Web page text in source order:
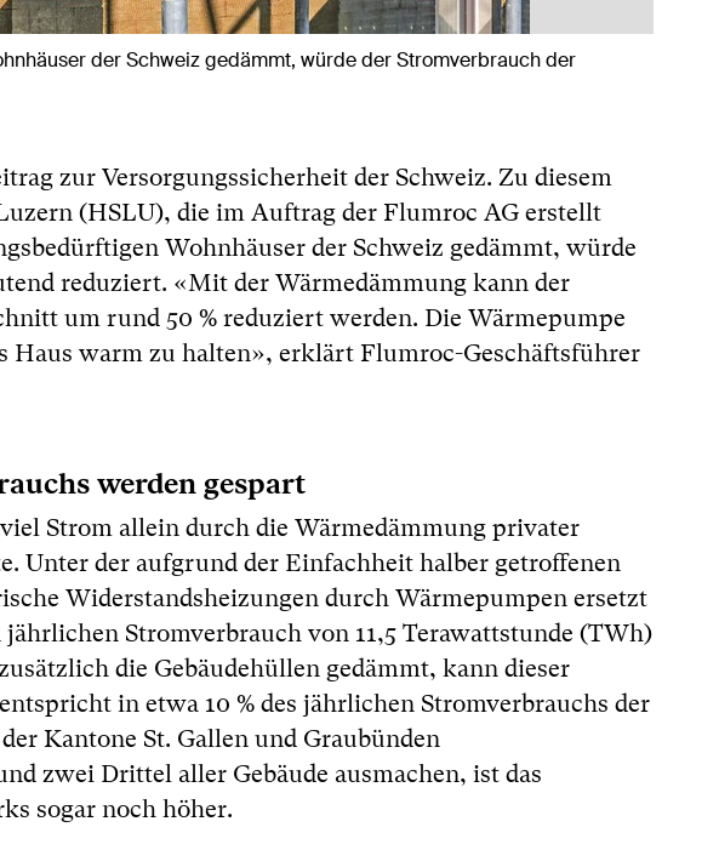
der Schweiz gedämmt, würde der Stromverbrauch der
zur Versorgungssicherheit der Schweiz. Zu diesem
(HSLU), die im Auftrag der Flumroc AG erstellt
Wohnhäuser der Schweiz gedämmt, würde
reduziert. «Mit der Wärmedämmung kann der
um rund 50 % reduziert werden. Die Wärmepumpe
Haus warm zu halten», erklärt Flumroc-Geschäftsführer
werden gespart
Strom allein durch die Wärmedämmung privater
Unter der aufgrund der Einfachheit halber getroffenen
Widerstandsheizungen durch Wärmepumpen ersetzt
Stromverbrauch von 11,5 Terawattstunde (TWh)
die Gebäudehüllen gedämmt, kann dieser
in etwa 10 % des jährlichen Stromverbrauchs der
Kantone St. Gallen und Graubünden
zwei Drittel aller Gebäude ausmachen, ist das
sogar noch höher.